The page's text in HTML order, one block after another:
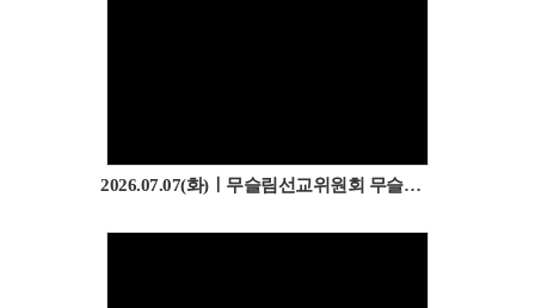
2026.07.07(화)ㅣ무슬림선교위원회 무슬림 쉼터 방문